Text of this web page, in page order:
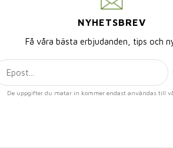
NYHETSBREV
Få våra bästa erbjudanden, tips och
De uppgifter du matar in kommer endast användas till